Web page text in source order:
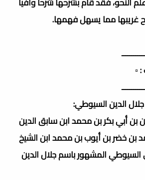
غريبها مما يسهل فهمها.
▫️
الدين السيوطي:
بن أبي بكر بن محمد ابن سابق الدين
بن خضر بن أيوب بن محمد ابن الشيخ
المشهور باسم جلال الدين